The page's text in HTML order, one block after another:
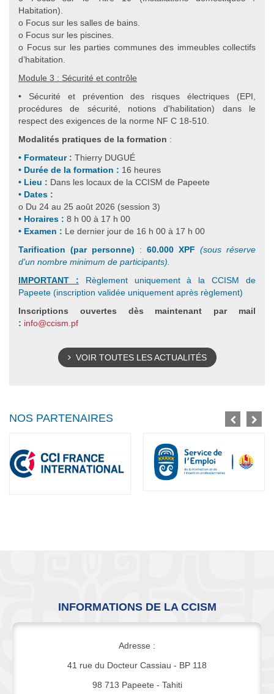
Habitation).
o Focus sur les salles de bains.
o Focus sur les piscines.
o Focus sur les parties communes des immeubles collectifs
d’habitation.
Module 3 : Sécurité et contrôle
• Sécurité et prévention des risques électriques (EPI,
procédures de sécurité, notions d'habilitation) dans le
respect des exigences de la norme NF C 18-510.
Modalités pratiques de la formation :
• Formateur : Thierry DUGUÉ
• Durée de la formation : 16 heures
• Lieu : Dans les locaux de la CCISM de Papeete
• Dates :
o Du 24 au 25 août 2026 (session 3)
• Horaires : 8 h 00 à 17 h 00
• Examen : Le dernier jour de 16 h 00 à 17 h 00
Tarification (par personne) : 60.000 XPF (sous réserve
d'un nombre minimum de participants).
IMPORTANT :
Règlement uniquement à la CCISM de
Papeete (inscription validée uniquement après règlement)
Inscriptions ouvertes dès maintenant par mail
: info@ccism.pf
VOIR TOUTES LES ACTUALITÉS
NOS PARTENAIRES
INFORMATIONS DE LA CCISM
Adresse :
41 rue du Docteur Cassiau - BP 118
98 713 Papeete - Tahiti